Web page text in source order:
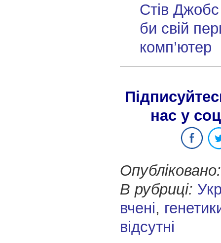
Стів
би свій
комп’ютер
нас у
Опубліковано:
В рубриці:
вчені,
відсутні